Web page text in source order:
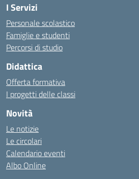
I Servizi
Personale scolastico
Famiglie e studenti
Percorsi di studio
Didattica
Offerta formativa
I progetti delle classi
Novità
Le notizie
Le circolari
Calendario eventi
Albo Online